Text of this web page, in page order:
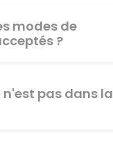
modes de
?
pas dans la